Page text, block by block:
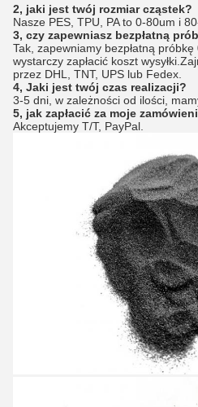
2, jaki jest twój rozmiar cząstek?
Nasze PES, TPU, PA to 0-80um i
3, czy zapewniasz bezpłatną
Tak, zapewniamy bezpłatną
wystarczy zapłacić koszt
przez DHL, TNT, UPS lub Fedex.
4, Jaki jest twój czas realizacji?
3-5 dni, w zależności od ilości,
5, jak zapłacić za moje
Akceptujemy T/T, PayPal.